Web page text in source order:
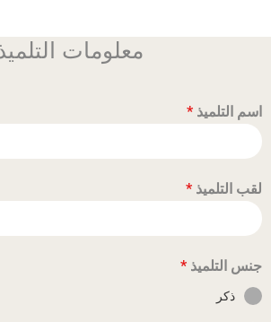
معلومات التلميذ
اسم التلميذ *
لقب التلميذ *
جنس التلميذ *
ذكر